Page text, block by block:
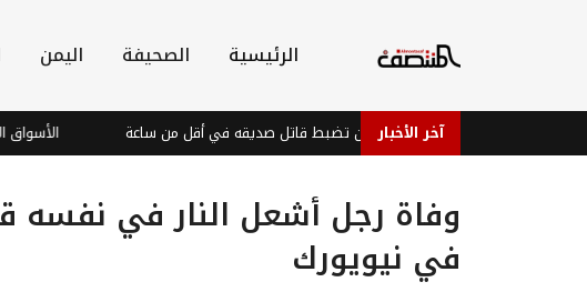
الرئيسية الصحيفة اليمن
آخر الأخبار
شرطة عدن تضبط قاتل صديقه في أقل من ساعة الأسواق
وفاة رجل أشعل النار في نفسه
في نيويورك